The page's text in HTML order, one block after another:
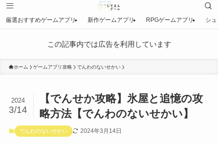
厳選おすすめゲームアプリ 新作ゲームアプリ RPGゲームアプリ シ
この記事内では広告を利用しています
ホーム ゲームアプリ攻略 でんわのないせかい
【でんせか攻略】氷屋と追憶の攻
略方法【でんわのないせかい】
2024
3/14
でんわのないせかい 2024年3月14日